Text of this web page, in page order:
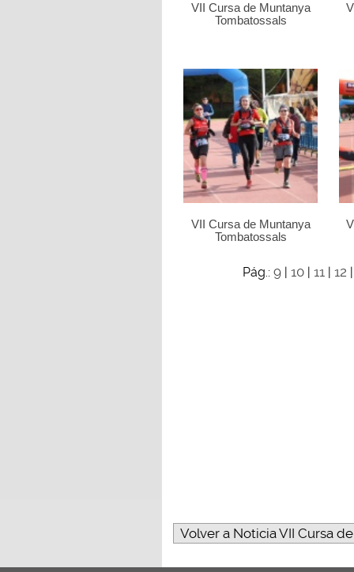
VII Cursa de Muntanya
Tombatossals
VII Cursa de Muntanya
Tombatossals
Pág.: 9 | 10 | 11 | 12
Volver a Noticia VII Cursa